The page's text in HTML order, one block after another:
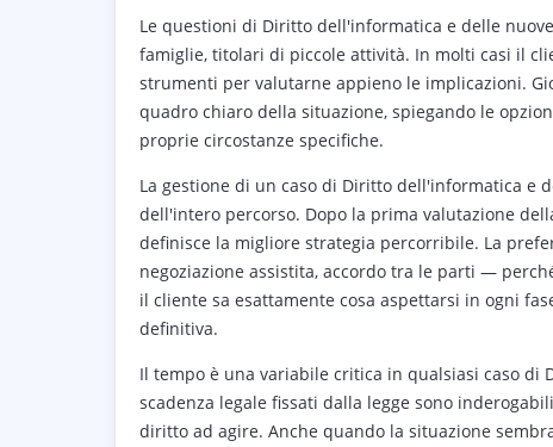
Le questioni di Diritto dell'informatica e delle
famiglie, titolari di piccole attività. In molti casi il
strumenti per valutarne appieno le implicazioni.
quadro chiaro della situazione, spiegando le
proprie circostanze specifiche.
La gestione di un caso di Diritto dell'informatica e
dell'intero percorso. Dopo la prima valutazione
definisce la migliore strategia percorribile. La
negoziazione assistita, accordo tra le parti —
il cliente sa esattamente cosa aspettarsi in ogni
definitiva.
Il tempo è una variabile critica in qualsiasi caso
scadenza legale fissati dalla legge sono
diritto ad agire. Anche quando la situazione